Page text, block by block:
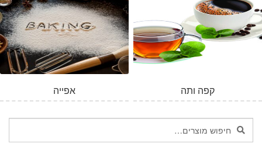
המלאי אזל
אפייה קפה ותה
חיפוש
עבור:
חיפוש